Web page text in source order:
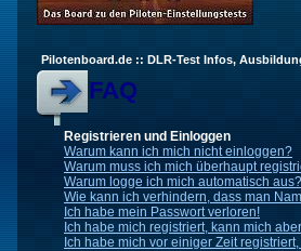
Pilotenboard.de :: DLR-Test Infos,
FAQ
Registrieren und Einloggen
Warum kann ich mich nicht einloggen?
Warum muss ich mich überhaupt
Warum logge ich mich automatisch aus?
Wie kann ich verhindern, dass man
Ich habe mein Passwort verloren!
Ich habe mich registriert, kann mich
Ich habe mich vor einiger Zeit